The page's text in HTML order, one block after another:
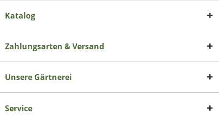
Katalog
Zahlungsarten & Versand
Unsere Gärtnerei
Service